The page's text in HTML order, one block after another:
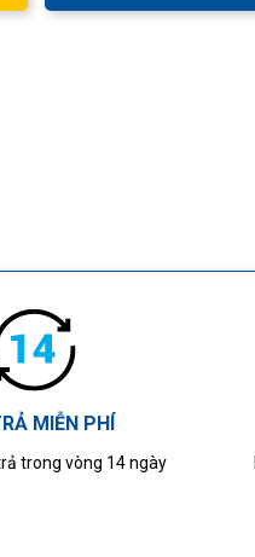
MIỄN PHÍ
trong vòng 14 ngày